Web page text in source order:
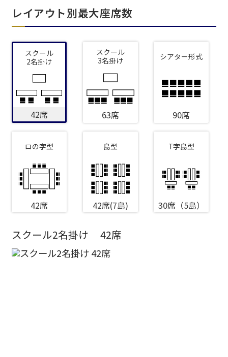
レイアウト別最大座席数
スクール
2名掛け
42席
スクール
3名掛け
63席
シアター形式
90席
ロの字型
42席
島型
42席(7島)
T字島型
30席（5島）
スクール2名掛け 42席